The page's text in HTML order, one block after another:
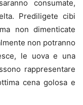
consumate,
Prediligete cibi
non dimenticate
non potranno
le uova e una
rappresentare
cena golosa e